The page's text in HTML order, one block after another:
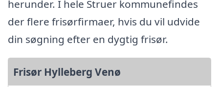
herunder. I hele Struer kommunefindes
der flere frisørfirmaer, hvis du vil udvide
din søgning efter en dygtig frisør.
Frisør Hylleberg Venø